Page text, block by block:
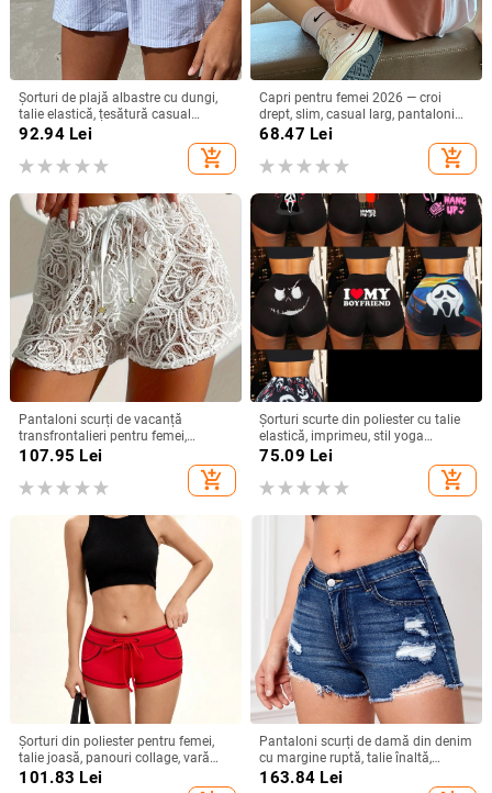
Șorturi de plajă albastre cu dungi,
talie elastică, țesătură casual
pentru femei
92.94Lei
add_shopping_cart
Capri pentru femei 2026 — croi
drept, slim, casual larg, pantaloni
sport de vară
68.47 Lei
add_shopping_cart
Pantaloni scurți de vacanță
transfrontalieri pentru femei,
culoare solidă, cu dantelă și
107.95 Lei
add_shopping_cart
Șorturi scurte din poliester cu talie
elastică, imprimeu, stil yoga
(Polyester 95%+)
75.09 Lei
add_shopping_cart
Șorturi din poliester pentru femei,
talie joasă, panouri collage, vară
2025, stil sexy
101.83 Lei
Pantaloni scurți de damă din denim
cu margine ruptă, talie înaltă,
denim, 90–95% bumbac,
163.84 Lei